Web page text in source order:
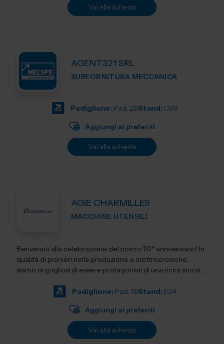
Vai alla scheda
AGENT321 SRL
SUBFORNITURA MECCANICA
Padiglione: Pad. 26Stand: C99
Aggiungi ai preferiti
Vai alla scheda
AGIE CHARMILLES
MACCHINE UTENSILI
Benvenuti alla celebrazione del nostro 70° anniversario! In
qualità di pionieri nella produzione a elettroerosione,
siamo orgogliosi di essere protagonisti di una ricca storia e
Padiglione: Pad. 19Stand: E34
Aggiungi ai preferiti
Vai alla scheda